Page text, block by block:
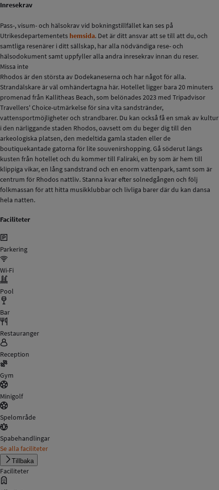
Inresekrav
Pass-, visum- och hälsokrav vid bokningstillfället kan ses på
Utrikesdepartementets hemsida. Det är ditt ansvar att se till att du, och
samtliga resenärer i ditt sällskap, har alla nödvändiga rese- och
hälsodokument samt uppfyller alla andra inresekrav innan du reser.
Missa inte
Rhodos är den största av Dodekaneserna och har något för alla.
Strandälskare är väl omhändertagna här. Hotellet ligger bara 20 minuters
promenad från Kallitheas Beach, som belönades 2023 med Tripadvisor
Travellers' Choice-utmärkelse för sina vita sandstränder,
vattensportmöjligheter och strandbarer. Du kan också få en smak av kultur
i den närliggande staden Rhodos, oavsett om du beger dig till den
arkeologiska platsen, den medeltida gamla staden eller de
boutiquekantade gatorna för lite souvenirshopping. Gå söderut längs
kusten från hotellet och du kommer till Faliraki, en by som är hem till
klippiga vikar, en lång sandstrand och en enorm vattenpark, samt som är
centrum för Rhodos nattliv. Stanna kvar efter solnedgången och följ
folkmassan för att hitta musikklubbar och livliga barer där du kan dansa
hela natten.
Faciliteter
Parkering
Wi-Fi
Pool
Bar
Restauranger
Reception
Gym
Minigolf
Spelområde
Spabehandlingar
Se alla faciliteter
Tillbaka
Faciliteter